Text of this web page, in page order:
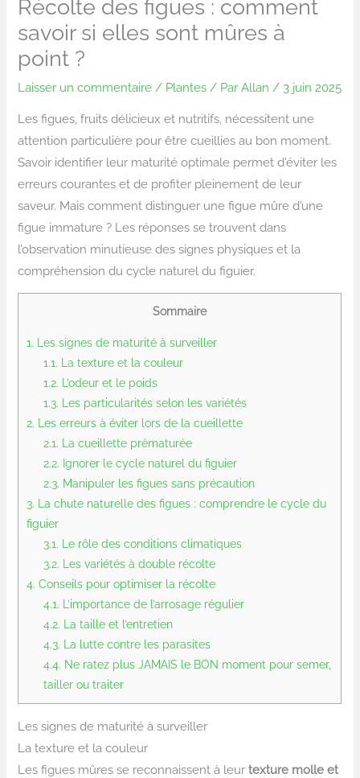
Récolte des figues : comment
savoir si elles sont mûres à
point ?
Laisser un commentaire / Plantes / ParAllan / 3 juin 2025
Les figues, fruits délicieux et nutritifs, nécessitent une
attention particulière pour être cueillies au bon moment.
Savoir identifier leur maturité optimale permet d’éviter les
erreurs courantes et de profiter pleinement de leur
saveur. Mais comment distinguer une figue mûre d’une
figue immature ? Les réponses se trouvent dans
l’observation minutieuse des signes physiques et la
compréhension du cycle naturel du figuier.
Sommaire
1. Les signes de maturité à surveiller
1.1. La texture et la couleur
1.2. L’odeur et le poids
1.3. Les particularités selon les variétés
2. Les erreurs à éviter lors de la cueillette
2.1. La cueillette prématurée
2.2. Ignorer le cycle naturel du figuier
2.3. Manipuler les figues sans précaution
3. La chute naturelle des figues : comprendre le cycle du
figuier
3.1. Le rôle des conditions climatiques
3.2. Les variétés à double récolte
4. Conseils pour optimiser la récolte
4.1. L’importance de l’arrosage régulier
4.2. La taille et l’entretien
4.3. La lutte contre les parasites
4.4. Ne ratez plus JAMAIS le BON moment pour semer,
tailler ou traiter
Les signes de maturité à surveiller
La texture et la couleur
Les figues mûres se reconnaissent à leurtexture molle et